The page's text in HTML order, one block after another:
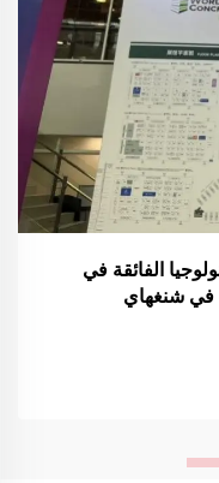
الفائقة في